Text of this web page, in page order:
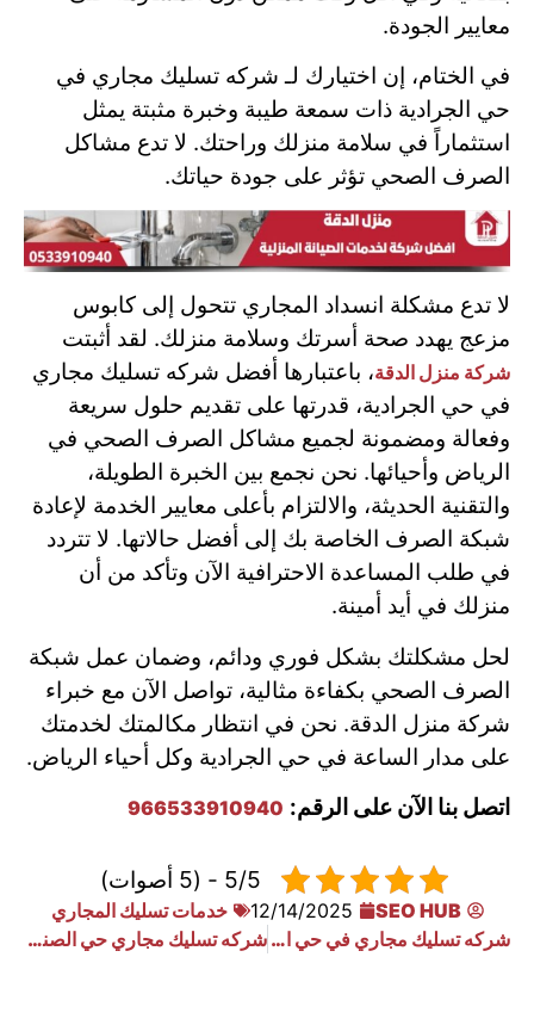
معايير الجودة.
في الختام، إن اختيارك لـ شركه تسليك مجاري في
حي الجرادية ذات سمعة طيبة وخبرة مثبتة يمثل
استثماراً في سلامة منزلك وراحتك. لا تدع مشاكل
الصرف الصحي تؤثر على جودة حياتك.
لا تدع مشكلة انسداد المجاري تتحول إلى كابوس
مزعج يهدد صحة أسرتك وسلامة منزلك. لقد أثبتت
شركة منزل الدقة، باعتبارها أفضل شركه تسليك مجاري
في حي الجرادية، قدرتها على تقديم حلول سريعة
وفعالة ومضمونة لجميع مشاكل الصرف الصحي في
الرياض وأحيائها. نحن نجمع بين الخبرة الطويلة،
والتقنية الحديثة، والالتزام بأعلى معايير الخدمة لإعادة
شبكة الصرف الخاصة بك إلى أفضل حالاتها. لا تتردد
في طلب المساعدة الاحترافية الآن وتأكد من أن
منزلك في أيد أمينة.
لحل مشكلتك بشكل فوري ودائم، وضمان عمل شبكة
الصرف الصحي بكفاءة مثالية، تواصل الآن مع خبراء
شركة منزل الدقة. نحن في انتظار مكالمتك لخدمتك
على مدار الساعة في حي الجرادية وكل أحياء الرياض.
اتصل بنا الآن على الرقم: 966533910940
5/5 - (5 أصوات)
SEO HUB
12/14/2025
خدمات تسليك المجاري
شركه تسليك مجاري في حي النموذجية الرياض
شركه تسليك مجاري حي الصناعية الرياض